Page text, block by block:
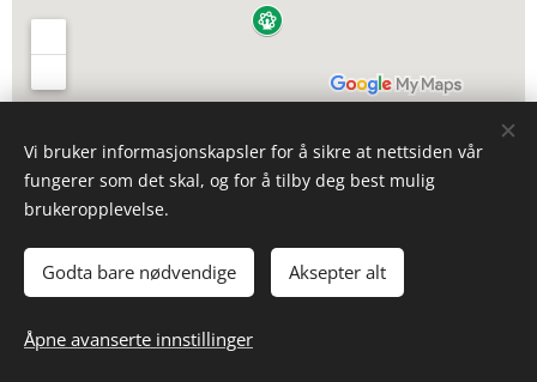
© 2023. #Seil Oslo #Seil Oslofjorden #Seil Skagerak #Seil Asker
#Seil Norge #Sail Fjords #Sail norway #Båtutleie #Seilkurs
#Sailboat #Sail course #seiltur Østlandet # seiltur Oslo # seiltur
Informasjonskapsler
Vi bruker informasjonskapsler for å sikre at nettsiden vår
fungerer som det skal, og for å tilby deg best mulig
brukeropplevelse.
Godta bare nødvendige Aksepter alt
Åpne avanserte innstillinger